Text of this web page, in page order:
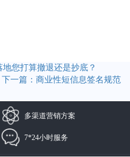
您打算撤退还是抄底？
下一篇：商业性短信息签名规范
多渠道营销方案
7*24小时服务